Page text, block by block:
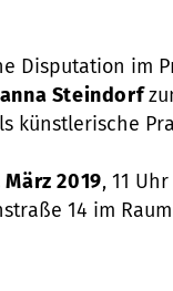
Disputation im
Steindorf
künstlerische
März 2019, 11 Uhr
14 im